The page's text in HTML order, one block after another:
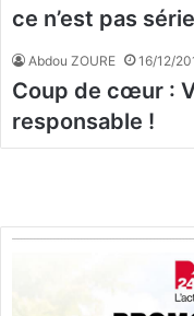
ce n’est pas
Abdou ZOURE 16/12/
Coup de cœur :
responsable !